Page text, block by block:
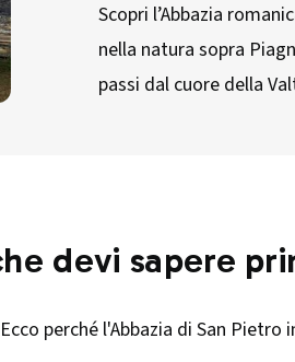
Scopri l’Abbazia
nella natura sopra
passi dal cuore della
devi sapere
perché l'Abbazia di San